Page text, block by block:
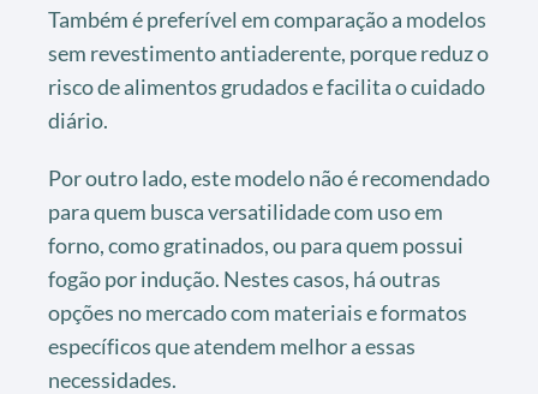
Também é preferível em comparação a modelos
sem revestimento antiaderente, porque reduz o
risco de alimentos grudados e facilita o cuidado
diário.
Por outro lado, este modelo não é recomendado
para quem busca versatilidade com uso em
forno, como gratinados, ou para quem possui
fogão por indução. Nestes casos, há outras
opções no mercado com materiais e formatos
específicos que atendem melhor a essas
necessidades.